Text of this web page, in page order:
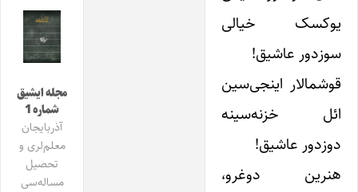
یوکسک خیالی
سوزدور عاشیق!
قوشمالار اینجی‌سین
ائل خزنه‌سینه
دوزدور عاشیق!
هنرین دوغرو،
مجله ایشیق
شماره 1
آذربایجان
معلم‌لری و
تحصیل
مساله‌سی